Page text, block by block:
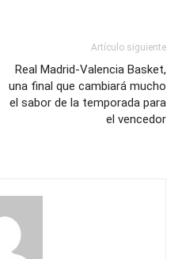
Artículo siguiente
Real Madrid-Valencia Basket,
una final que cambiará mucho
el sabor de la temporada para
el vencedor